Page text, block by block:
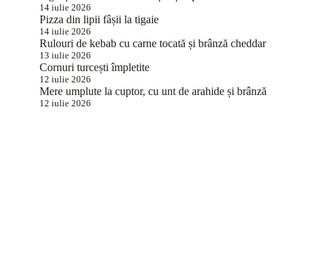
14 iulie 2026
Pizza din lipii fâșii la tigaie
14 iulie 2026
Rulouri de kebab cu carne tocată și brânză cheddar
13 iulie 2026
Cornuri turcești împletite
12 iulie 2026
Mere umplute la cuptor, cu unt de arahide și brânză
12 iulie 2026